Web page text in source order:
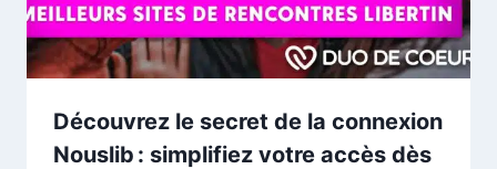
Découvrez le secret de la connexion
Nouslib : simplifiez votre accès dès